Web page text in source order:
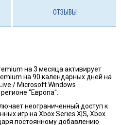
ОТЗЫВЫ
на 3 месяца активирует
на 90 календарных дней на
/ Microsoft Windows
"Европа".
неограниченный доступ к
игр на Xbox Series X|S, Xbox
постоянному добавлению